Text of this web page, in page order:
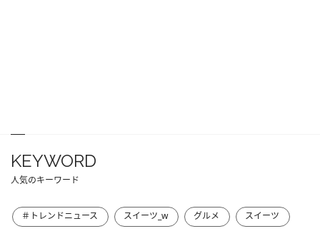
KEYWORD
人気のキーワード
＃トレンドニュース スイーツ_w グルメ スイーツ